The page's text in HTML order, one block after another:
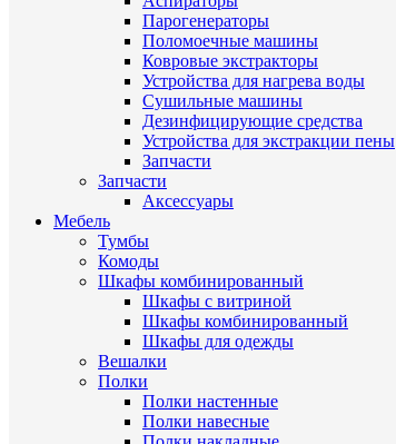
Парогенераторы
Поломоечные машины
Ковровые экстракторы
Устройства для нагрева воды
Сушильные машины
Дезинфицирующие средства
Устройства для экстракции пены
Запчасти
Запчасти
Аксессуары
Мебель
Тумбы
Комоды
Шкафы комбинированный
Шкафы с витриной
Шкафы комбинированный
Шкафы для одежды
Вешалки
Полки
Полки настенные
Полки навесные